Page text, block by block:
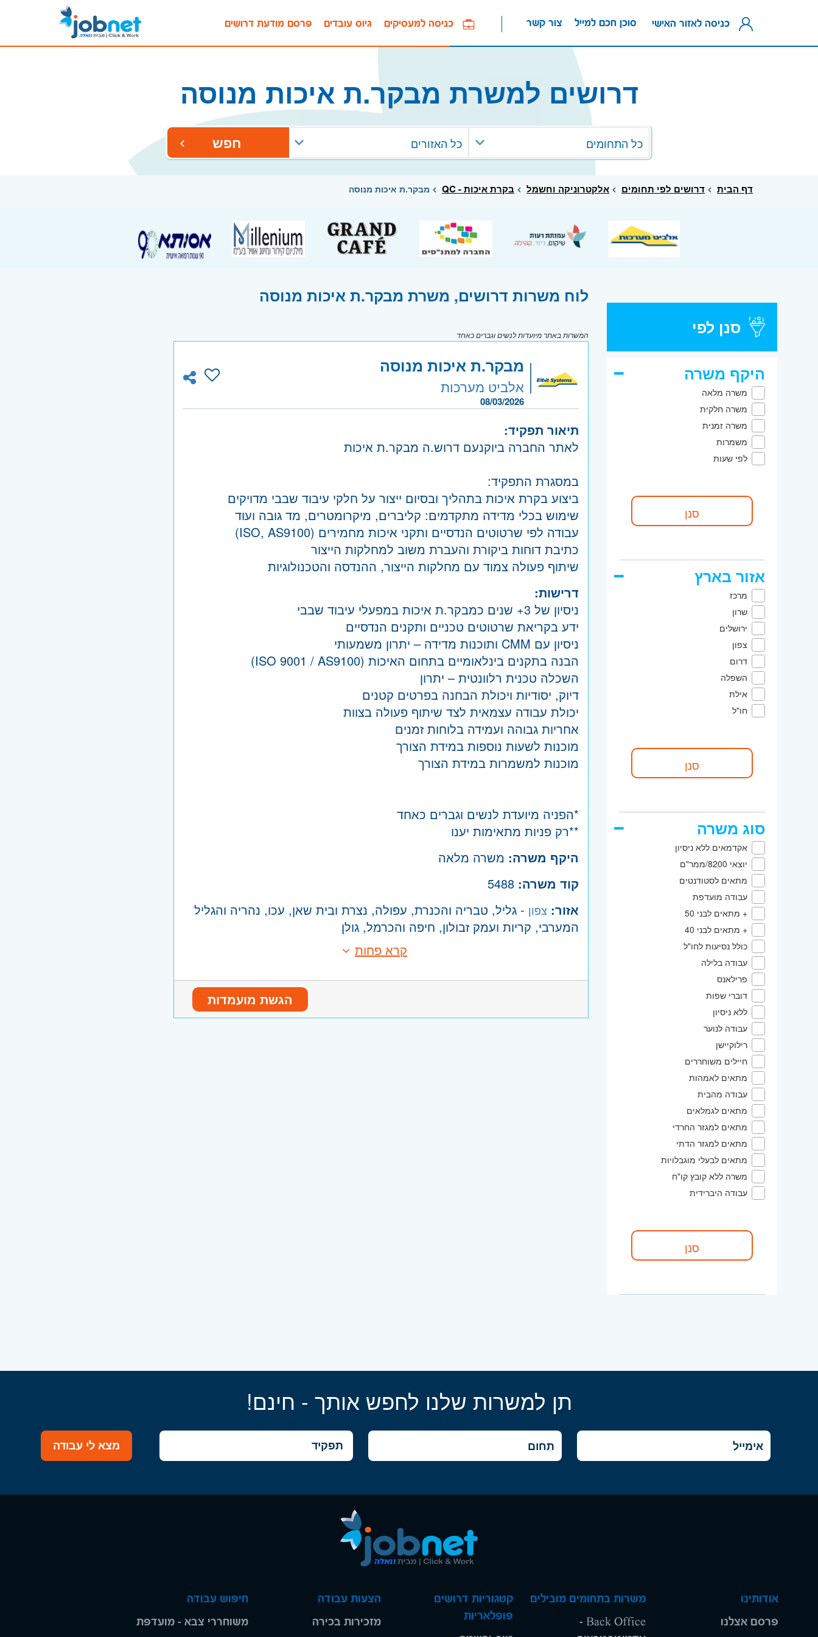
פרסם מודעת דרושים גיוס עובדים כניסה למעסיקים צור קשר סוכן חכם למייל כניסה לאזור האישי
דרושים למשרת מבקר.ת איכות מנוסה
כל התחומים כל האזורים חפש
דף הבית דרושים לפי תחומים אלקטרוניקה וחשמל בקרת איכות - QC מבקר.ת איכות מנוסה
סנן לפי
היקף משרה
משרה מלאה
משרה חלקית
משרה זמנית
משמרות
לפי שעות
אזור בארץ
מרכז
שרון
ירושלים
צפון
דרום
השפלה
אילת
חו"ל
סוג משרה
אקדמאים ללא ניסיון
יוצאי 8200/ממר"ם
מתאים לסטודנטים
עבודה מועדפת
+ מתאים לבני 50
+ מתאים לבני 40
כולל נסיעות לחו"ל
עבודה בלילה
פרילאנס
דוברי שפות
ללא ניסיון
עבודה לנוער
רילוקיישן
חיילים משוחררים
מתאים לאמהות
עבודה מהבית
מתאים לגמלאים
מתאים למגזר החרדי
מתאים למגזר הדתי
מתאים לבעלי מוגבלויות
משרה ללא קובץ קו"ח
עבודה היברידית
לוח משרות דרושים, משרת מבקר.ת איכות מנוסה
המשרות באתר מיועדות לנשים וגברים כאחד
מבקר.ת איכות מנוסה
אלביט מערכות
08/03/2026
תיאור תפקיד:
לאתר החברה ביוקנעם דרוש.ה מבקר.ת איכות
במסגרת התפקיד:
ביצוע בקרת איכות בתהליך ובסיום ייצור על חלקי עיבוד שבבי מדויקים
שימוש בכלי מדידה מתקדמים: קליברים, מיקרומטרים, מד גובה ועוד
עבודה לפי שרטוטים הנדסיים ותקני איכות מחמירים (ISO, AS9100)
כתיבת דוחות ביקורת והעברת משוב למחלקות הייצור
שיתוף פעולה צמוד עם מחלקות הייצור, ההנדסה והטכנולוגיות
דרישות:
ניסיון של 3+ שנים כמבקר.ת איכות במפעלי עיבוד שבבי
ידע בקריאת שרטוטים טכניים ותקנים הנדסיים
ניסיון עם CMM ותוכנות מדידה – יתרון משמעותי
הבנה בתקנים בינלאומיים בתחום האיכות (ISO 9001 / AS9100)
השכלה טכנית רלוונטית – יתרון
דיוק, יסודיות ויכולת הבחנה בפרטים קטנים
יכולת עבודה עצמאית לצד שיתוף פעולה בצוות
אחריות גבוהה ועמידה בלוחות זמנים
מוכנות לשעות נוספות במידת הצורך
מוכנות למשמרות במידת הצורך
*הפניה מיועדת לנשים וגברים כאחד
**רק פניות מתאימות יענו
היקף משרה: משרה מלאה
קוד משרה:
אזור: צפון - גליל, טבריה והכנרת, עפולה, נצרת ובית שאן, עכו, נהריה והגליל
המערבי, קריות ועמק זבולון, חיפה והכרמל, גולן
קרא פחות
הגשת מועמדות
תן למשרות שלנו לחפש אותך - חינם!
מצא לי עבודה
אודותינו
פרסם אצלנו
משרות בתחומים מובילים
Back Office -
קטגוריות דרושים
פופלאריות
הצעות עבודה
מזכירות בכירה
חיפוש עבודה
משוחררי צבא - מועדפת